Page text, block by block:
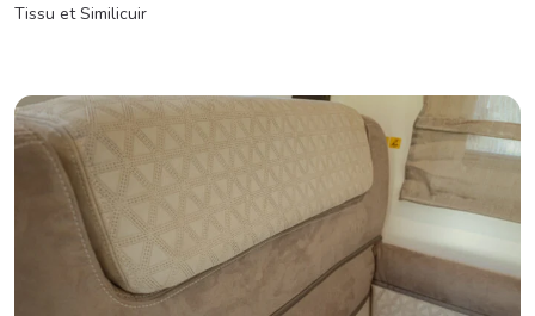
Tissu et Similicuir